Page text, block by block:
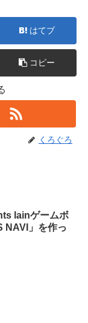
はてブ
コピー
くろぐろ
lainゲームボ
NAVI」を作っ